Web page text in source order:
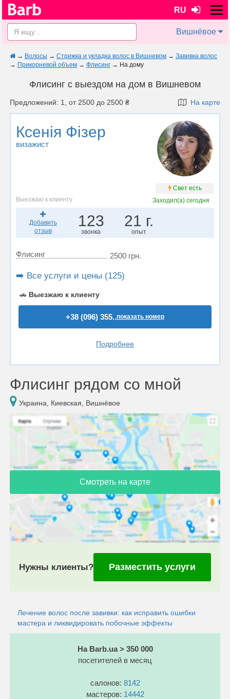
RU
Вишнёвое
→ Волосы → Стрижка и укладка волос в Вишневом → Завивка волос
→ Прикорневой объем → Флисинг → На дому
Флисинг с выездом на дом в Вишневом
Предложений: 1, от 2500 до 2500 ₴ На карте
Ксенія Фізер
визажист
Свет есть
Выезжаю к клиенту
Заходил(а)сегодня
Добавить
отзыв
123
звонка
21 г.
опыт
Флисинг 2500 грн.
➡️ Все услуги и цены (125)
🚗 Выезжаю к клиенту
+38 (096) 355..показать номер
Подробнее
Флисинг рядом со мной
Украина, Киевская, Вишнёвое
Смотреть на карте
Нужны клиенты? Разместить услуги
Лечение волос после завивки: как исправить ошибки
мастера и ликвидировать побочные эффекты
На Barb.ua > 350 000
посетителей в месяц
салонов: 8142
мастеров: 14442